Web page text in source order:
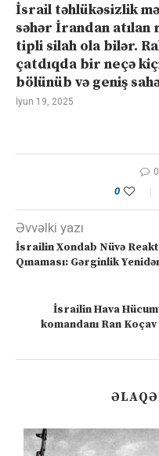
İsrail təhlükəsizlik
səhər İrandan
tipli silah ola bilər.
çatdıqda bir neçə
bölünüb və geniş
İyun 19, 2025
0
Əvvəlki yazı
İsrailin Xondab Nüvə
Qınaması: Gərginlik
İsrailin Hava
komandanı Ran